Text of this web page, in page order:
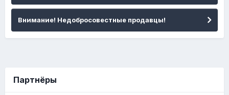
Внимание! Недобросовестные продавцы!
Партнёры